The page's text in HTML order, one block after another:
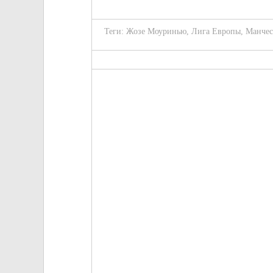
Теги: Жозе Моуринью, Лига Европы,